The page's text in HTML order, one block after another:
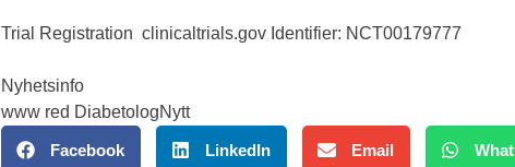
Trial Registration clinicaltrials.gov Identifier: NCT00179777
Nyhetsinfo
www red DiabetologNytt
Facebook LinkedIn Email